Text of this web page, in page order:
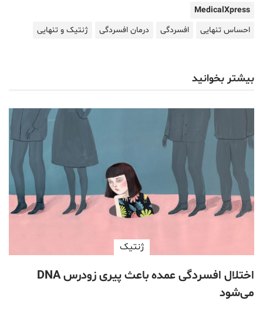
MedicalXpress
احساس تنهایی
افسردگی درمان افسردگی ژنتیک و تنهایی
بیشتر بخوانید
ژنتیک
اختلال افسردگی عمده باعث پیری زودرس DNA
می‌شود